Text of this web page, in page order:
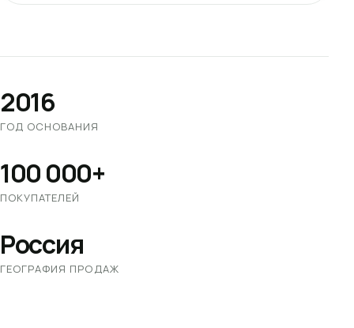
2016
ГОД ОСНОВАНИЯ
100 000+
ПОКУПАТЕЛЕЙ
Россия
ГЕОГРАФИЯ ПРОДАЖ